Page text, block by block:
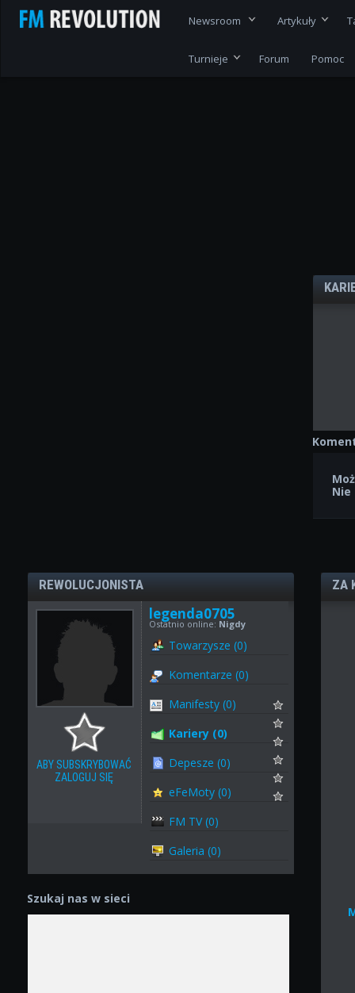
Newsroom Artykuły
Turnieje Forum Pomoc
REWOLUCJONISTA
ABY SUBSKRYBOWAĆ
ZALOGUJ SIĘ
legenda0705
Ostatnio online: Nigdy
Towarzysze (0)
Komentarze (0)
Manifesty (0)
Kariery (0)
Depesze (0)
eFeMoty (0)
FM TV (0)
Galeria (0)
Szukaj nas w sieci
ZA